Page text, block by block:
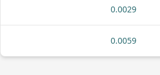
0.0029
0.0059